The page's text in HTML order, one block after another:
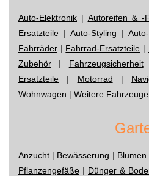
Auto-Elektronik | Autoreifen & -
Ersatzteile | Auto-Styling |
Fahrräder | Fahrrad-Ersatzteile |
Zubehör | Fahrzeugsicherheit
Ersatzteile | Motorrad |
Wohnwagen | Weitere Fahrzeuge
Anzucht | Bewässerung | Blumen
Pflanzengefäße | Dünger &